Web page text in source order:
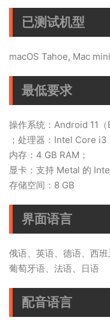
已测试机型
macOS Tahoe, Mac
最低要求
操作系统：Android 11
；处理器：Intel Core i3
内存：4 GB RAM；
显卡：支持 Metal 的
存储空间：8 GB
界面语言
俄语、英语、德语、西班
葡萄牙语、法语、日语
配音语言